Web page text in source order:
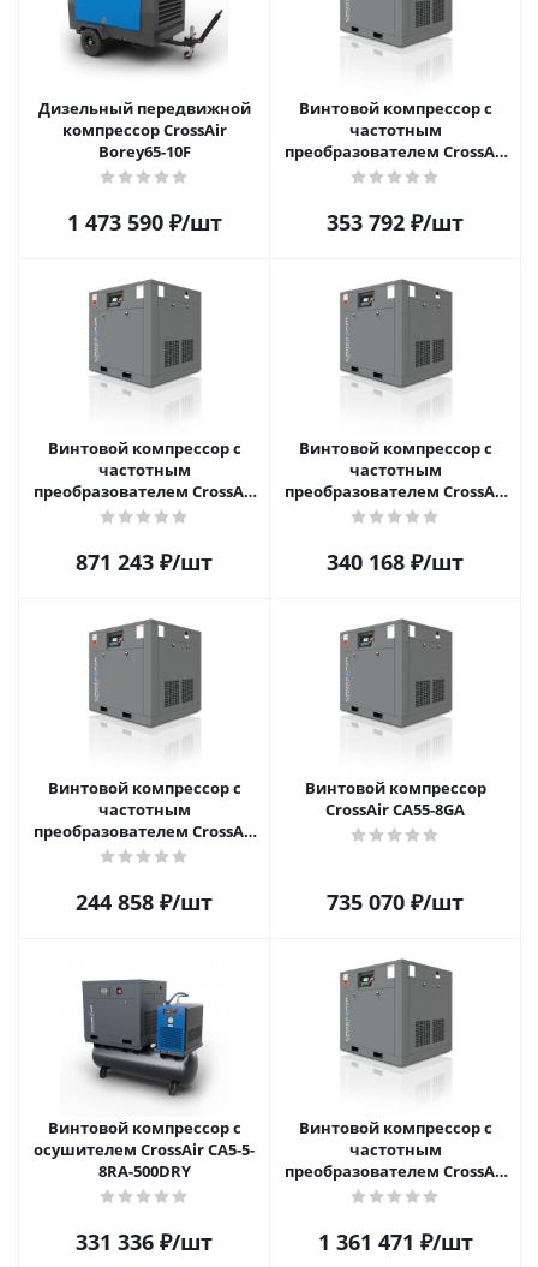
Дизельный передвижной
компрессор CrossAir
Borey65-10F
1 473 590₽/шт
Винтовой компрессор с
частотным
преобразователем CrossAir
CA18.5-10RA-F (IP54)
353 792 ₽/шт
Винтовой компрессор с
частотным
преобразователем CrossAir
CA55-8GA-F
871 243 ₽/шт
Винтовой компрессор с
частотным
преобразователем CrossAir
CA22-10RA-F
340 168 ₽/шт
Винтовой компрессор с
частотным
преобразователем CrossAir
CA11-8GA-F
244 858 ₽/шт
Винтовой компрессор
CrossAir CA55-8GA
735 070 ₽/шт
Винтовой компрессор с
осушителем CrossAir CA5-5-
8RA-500DRY
331 336 ₽/шт
Винтовой компрессор с
частотным
преобразователем CrossAir
CA90-10GA-F (IP54)
1 361 471 ₽/шт